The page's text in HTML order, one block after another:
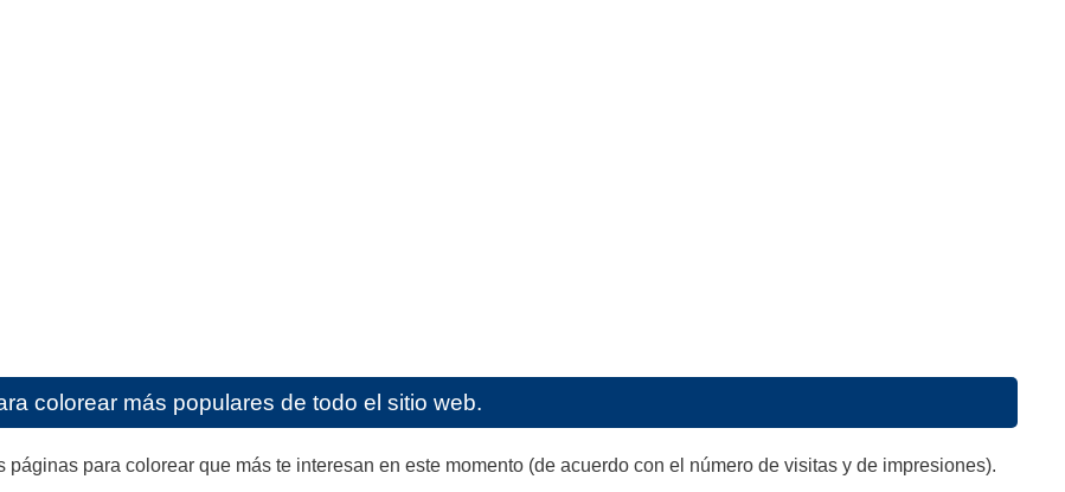
colorear más populares de todo el sitio web.
páginas para colorear que más te interesan en este momento (de acuerdo con el número de visitas y de impresiones).